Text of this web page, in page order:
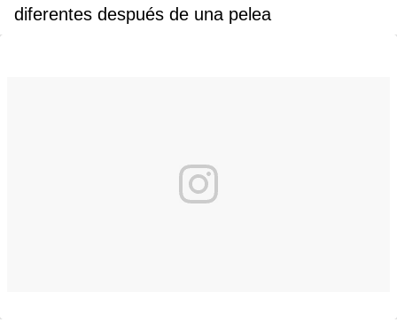
diferentes después de una pelea